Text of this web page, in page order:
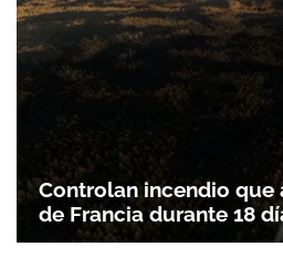
Controlan incendio que
de Francia durante 18